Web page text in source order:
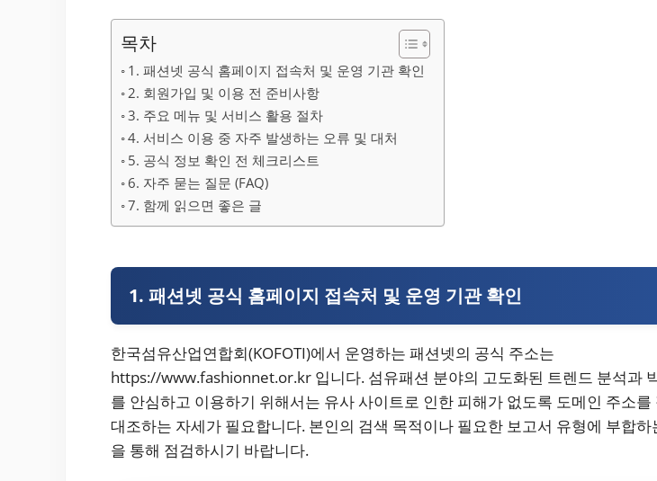
목차
1. 패션넷 공식 홈페이지 접속처 및 운영 기관 확인
2. 회원가입 및 이용 전 준비사항
3. 주요 메뉴 및 서비스 활용 절차
4. 서비스 이용 중 자주 발생하는 오류 및 대처
5. 공식 정보 확인 전 체크리스트
6. 자주 묻는 질문 (FAQ)
7. 함께 읽으면 좋은 글
1. 패션넷 공식 홈페이지 접속처 및 운영 기관 확인
한국섬유산업연합회(KOFOTI)에서 운영하는 패션넷의 공식 주소는
https://www.fashionnet.or.kr 입니다. 섬유패션 분야의 고도화된 트렌드 분석과
를 안심하고 이용하기 위해서는 유사 사이트로 인한 피해가 없도록 도메인 주소를
대조하는 자세가 필요합니다. 본인의 검색 목적이나 필요한 보고서 유형에 부합하
을 통해 점검하시기 바랍니다.